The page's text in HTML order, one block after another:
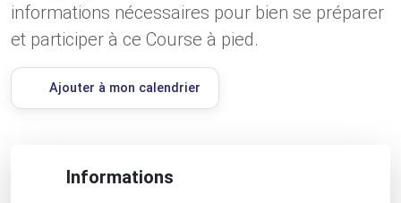
informations nécessaires pour bien se préparer
et participer à ce Course à pied.
Ajouter à mon calendrier
Informations